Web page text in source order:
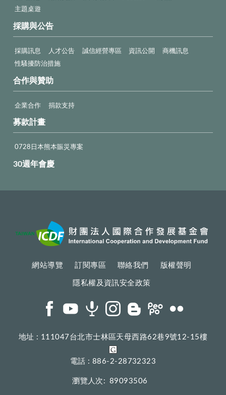
主題桌遊
採購與公告
採購訊息 人才公告 誠信經營專區 資訊公開
商機訊息
性騷擾防治措施
合作與贊助
企業合作 捐款支持
募款計畫
0728日本熊本賑災專案
30週年會慶
網站導覽 訂閱專區 聯絡我們 版權聲明
隱私權及資訊安全政策
地址 : 111047台北市士林區天母西路62巷9號12-15樓
電話 : 886-2-28732323
瀏覽人次: 89093506